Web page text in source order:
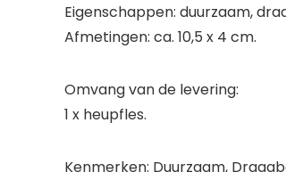
Eigenschappen: duurzaam,
Afmetingen: ca. 10,5 x 4 cm.
Omvang van de levering:
1 x heupfles.
Kenmerken: Duurzaam,